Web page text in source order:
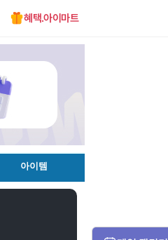
혜택.아이마트
아이템